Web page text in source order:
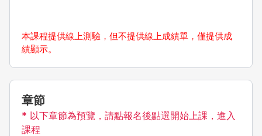
本課程提供線上測驗，但不提供線上成績單，僅提供成
績顯示。
章節
* 以下章節為預覽，請點報名後點選開始上課，進入
課程